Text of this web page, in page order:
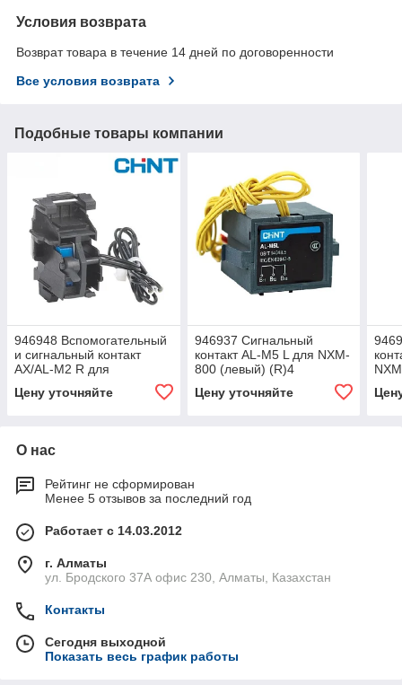
Условия возврата
Возврат товара в течение 14 дней по договоренности
Все условия возврата
Подобные товары компании
946948 Вспомогательный
и сигнальный контакт
AX/AL-M2 R для
(правый) (R)4
Цену уточняйте
946937 Сигнальный
контакт AL-M5 L для NXM-
800 (левый) (R)4
Цену уточняйте
О нас
Рейтинг не сформирован
Менее 5 отзывов за последний год
Работает с 14.03.2012
г. Алматы
ул. Бродского 37А офис 230, Алматы, Казахстан
Контакты
Сегодня выходной
Показать весь график работы